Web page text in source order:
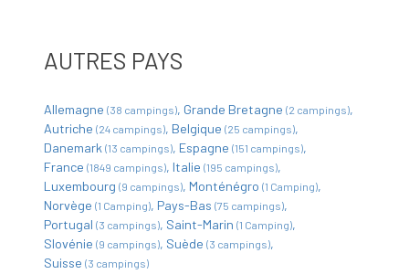
AUTRES PAYS
Allemagne (38 campings) Grande Bretagne (2 campings)
Autriche (24 campings) Belgique (25 campings)
Danemark (13 campings) Espagne (151 campings)
France (1849 campings) Italie (195 campings)
Luxembourg (9 campings) Monténégro (1 Camping)
Norvège (1 Camping) Pays-Bas (75 campings)
Portugal (3 campings) Saint-Marin (1 Camping)
Slovénie (9 campings) Suède (3 campings)
Suisse (3 campings)